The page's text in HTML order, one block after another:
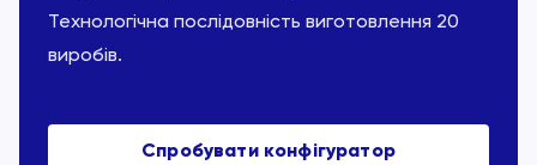
Технологічна послідовність виготовлення 20
виробів.
Спробувати конфігуратор